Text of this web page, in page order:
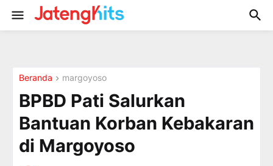
Beranda margoyoso
BPBD Pati Salurkan
Bantuan Korban Kebakaran
di Margoyoso